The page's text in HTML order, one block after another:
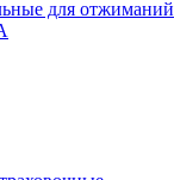
для отжиманий